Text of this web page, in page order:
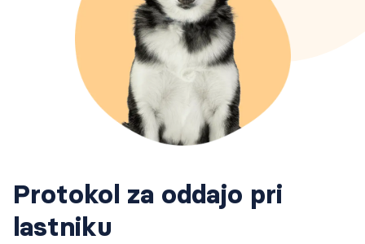
Protokol za oddajo pri
lastniku